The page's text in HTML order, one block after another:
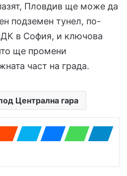
Пловдив ще може да
подземен тунел, по-
в София, и ключова
ще промени
част на града.
Централна гара